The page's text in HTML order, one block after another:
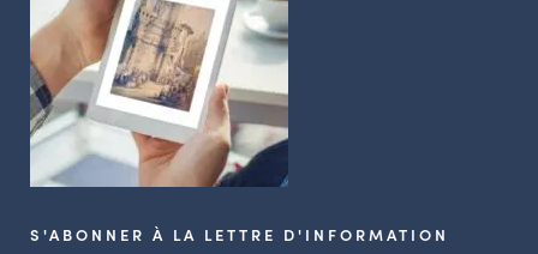
S'ABONNER À LA LETTRE D'INFORMATION